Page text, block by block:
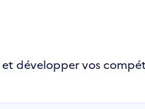
développer vos